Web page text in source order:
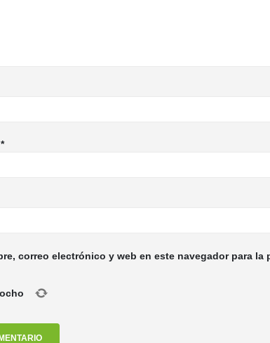
*
correo electrónico y web en este navegador para la